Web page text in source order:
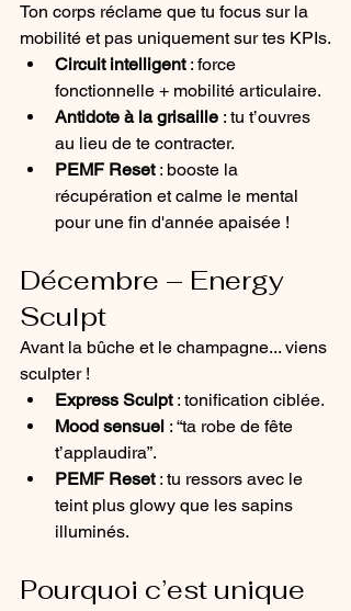
Ton corps réclame que tu focus sur la
mobilité et pas uniquement sur tes KPIs.
Circuit intelligent : force
fonctionnelle + mobilité articulaire.
Antidote à la grisaille : tu t’ouvres
au lieu de te contracter.
PEMF Reset : booste la
récupération et calme le mental
pour une fin d'année apaisée !
Décembre – Energy
Sculpt
Avant la bûche et le champagne... viens
sculpter !
Express Sculpt : tonification ciblée.
Mood sensuel : “ta robe de fête
t’applaudira”.
PEMF Reset : tu ressors avec le
teint plus glowy que les sapins
illuminés.
Pourquoi c’est unique